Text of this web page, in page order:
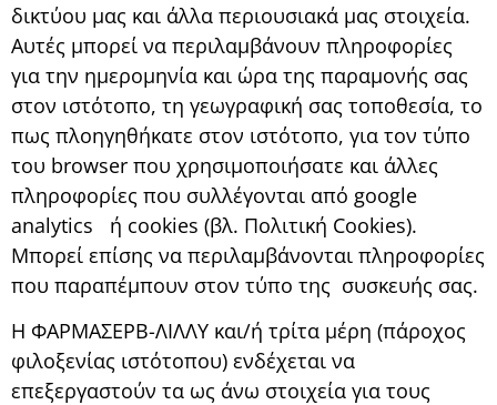
δικτύου μας και άλλα περιουσιακά μας στοιχεία.
Αυτές μπορεί να περιλαμβάνουν πληροφορίες
για την ημερομηνία και ώρα της παραμονής σας
στον ιστότοπο, τη γεωγραφική σας τοποθεσία, το
πως πλοηγηθήκατε στον ιστότοπο, για τον τύπο
του browser που χρησιμοποιήσατε και άλλες
πληροφορίες που συλλέγονται από google
analytics ή cookies (βλ. Πολιτική Cookies).
Μπορεί επίσης να περιλαμβάνονται πληροφορίες
που παραπέμπουν στον τύπο της συσκευής σας.
Η ΦΑΡΜΑΣΕΡΒ-ΛΙΛΛΥ και/ή τρίτα μέρη (πάροχος
φιλοξενίας ιστότοπου) ενδέχεται να
επεξεργαστούν τα ως άνω στοιχεία για τους